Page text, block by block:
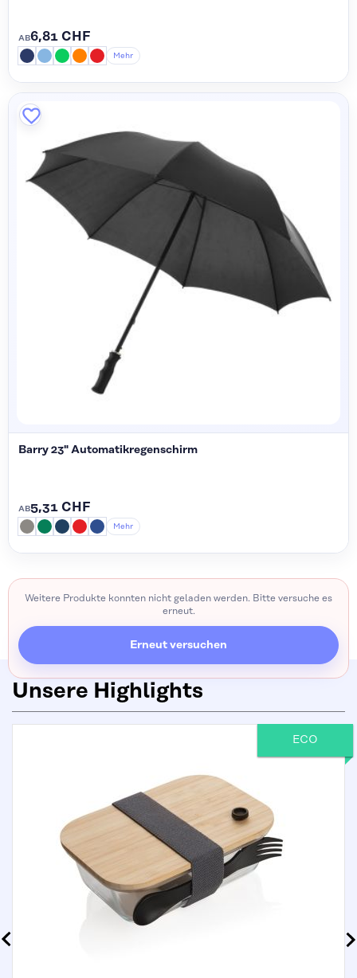
Mehr
AB6,81 CHF
Barry 23" Automatikregenschirm
Mehr
AB5,31 CHF
Weitere Produkte konnten nicht geladen werden. Bitte versuche es
erneut.
Erneut versuchen
Unsere Highlights
ECO